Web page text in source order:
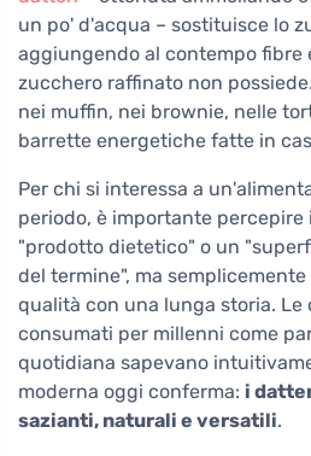
un po' d'acqua – sostituisce lo
aggiungendo al contempo fibre
zucchero raffinato non
nei muffin, nei brownie, nelle
barrette energetiche fatte in
Per chi si interessa a
periodo, è importante
"prodotto dietetico" o un
del termine", ma
qualità con una lunga storia.
consumati per millenni come
quotidiana sapevano
moderna oggi conferma: i
sazianti, naturali e versatili.